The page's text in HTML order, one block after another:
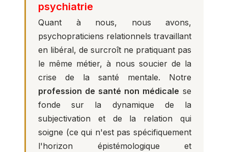
psychiatrie
Quant à nous, nous avons,
psychopraticiens relationnels travaillant
en libéral, de surcroît ne pratiquant pas
le même métier, à nous soucier de la
crise de la santé mentale. Notre
profession de santé non médicale se
fonde sur la dynamique de la
subjectivation et de la relation qui
soigne (ce qui n'est pas spécifiquement
l'horizon épistémologique et